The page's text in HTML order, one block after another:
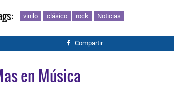
vinilo clásico rock Noticias
Compartir
en Música